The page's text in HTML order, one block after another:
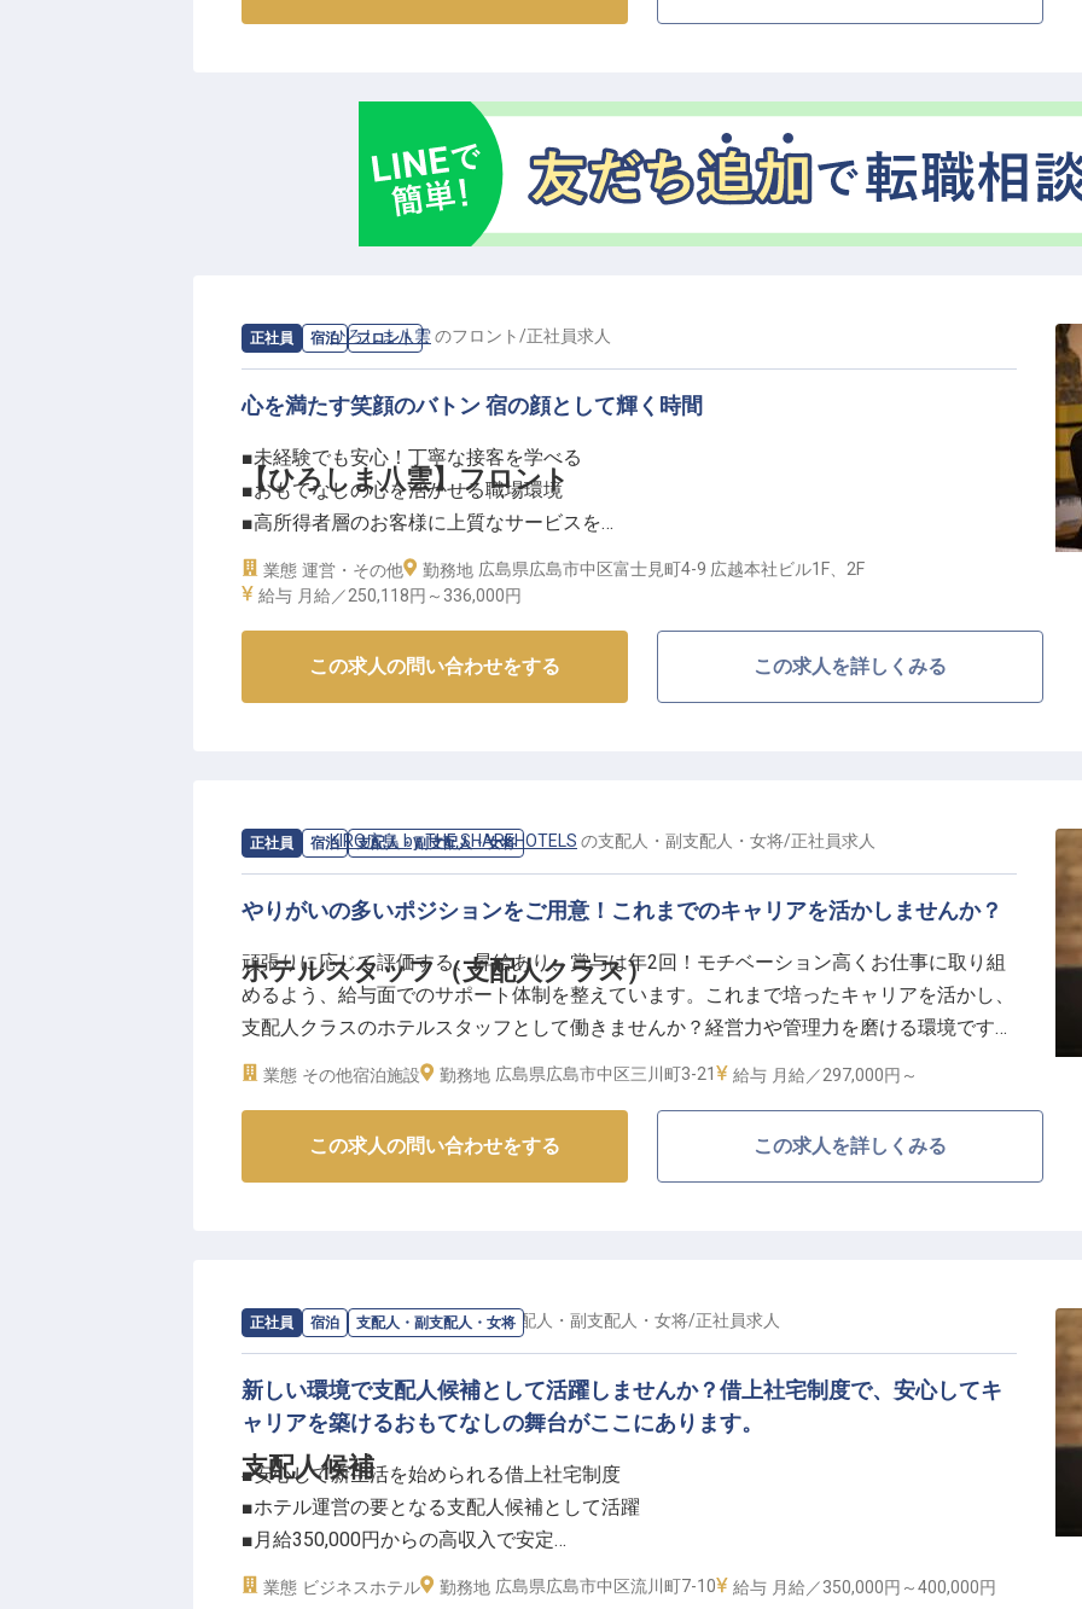
とう」の言葉と笑顔に包まれる、やりがいに満ちた毎日をぜひ体験してください★
ーー【あなたの「おもてなし力」を磨く絶好の環境】
フロント業務を通じて、接客マナーはもちろん、予約管理システム（Table Check）の操
作スキルや電話応対、会計業務など、ホスピタリティ業界で求められる幅広い能力が身に
の食と文化を支える「広越株式会社」の一員として、あなたのホスピタリティセンスを存
分に発揮してみませんか？
※2025年07月07日時点の情報です
正社員 宿泊 フロント
【ひろしま八雲】フロント
求人情報：ひろしま八雲のフロント /正社員求人
心を満たす笑顔のバトン 宿の顔として輝く時間
■未経験でも安心！丁寧な接客を学べる
■おもてなしの心を活かせる職場環境
■高所得者層のお客様に上質なサービスを
■家族手当や食事補助など福利厚生充実
「ひろしま八雲」「味味亭」「シズラー」の3店舗が入る複合施設のフロントとして、お
ーー【あなたの成長を応援する環境があります】
未経験からでも安心してスタートできる環境をご用意しています！マネジメント能力を活
かしたい方や、ブライダル業界経験者も大歓迎です！実働8時間のシフト制で、ワークラ
イフバランスも大切にできます。家族手当や住宅手当、食事代補助など福利厚生も充実！
お客様から「ありがとう」の言葉をいただける喜びを日々感じながら、おもてなしのプロ
フェッショナルとして成長できる環境です。あなたの笑顔とホスピタリティで、お客様の
素敵な思い出づくりに貢献しませんか？
※2025年06月13日時点の情報です
業態 運営・その他 勤務地 広島県広島市中区富士見町4-9 広越本社ビル1F、2F
給与 月給／250,118円～ 336,000円
この求人の問い合わせをする この求人を詳しくみる
正社員 宿泊 支配人・副支配人・女将
ホテルスタッフ（支配人クラス）
求人情報：KIRO広島 by THE SHAREHOTELS の支配人・副支配人・女将/正社員求人
やりがいの多いポジションをご用意！これまでのキャリアを活かしませんか？
頑張りに応じて評価する、昇給あり、賞与は年2回！モチベーション高くお仕事に取り組
めるよう、給与面でのサポート体制を整えています。これまで培ったキャリアを活かし、
支配人クラスのホテルスタッフとして働きませんか？経営力や管理力を磨ける環境です。
KIRO広島 by THE SHAREHOTELSは、全11タイプ49室の客室を備え、おひとりさまからご
家族までたくさんのお客様にご利用いただいています。※この求人は2024年3月5日時点の
業態 その他宿泊施設 勤務地 広島県広島市中区三川町3-21 給与 月給／297,000円～
この求人の問い合わせをする この求人を詳しくみる
正社員 宿泊 支配人・副支配人・女将
支配人候補
求人情報：スマイルホテル広島 の支配人・副支配人・女将/正社員求人
新しい環境で支配人候補として活躍しませんか？借上社宅制度で、安心してキ
ャリアを築けるおもてなしの舞台がここにあります。
■安心して新生活を始められる借上社宅制度
■ホテル運営の要となる支配人候補として活躍
■月給350,000円からの高収入で安定
■充実の福利厚生と月8～9日の休日で安心
業態 ビジネスホテル 勤務地 広島県広島市中区流川町7-10 給与 月給／350,000円～400,000円